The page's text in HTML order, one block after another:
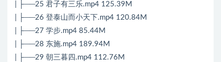
| ├──25 君子有三乐.mp4 125.39M
| ├──26 登泰山而小天下.mp4 120.84M
| ├──27 学步.mp4 85.44M
| ├──28 东施.mp4 189.94M
| ├──29 朝三暮四.mp4 112.76M